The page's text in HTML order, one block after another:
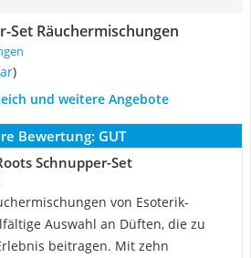
Set Räuchermischungen
)
und weitere Angebote
Bewertung: GUT
Schnupper-Set
von Esoterik-
Auswahl an Düften, die zu
beitragen. Mit zehn